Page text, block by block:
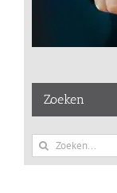
Zoeken
Zoeken
naar: